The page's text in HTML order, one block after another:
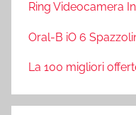
Ring Videocamera
Oral-B iO 6
La 100 migliori